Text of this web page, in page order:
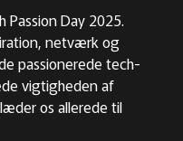
Passion Day 2025.
netværk og
passionerede tech-
vigtigheden af
os allerede til